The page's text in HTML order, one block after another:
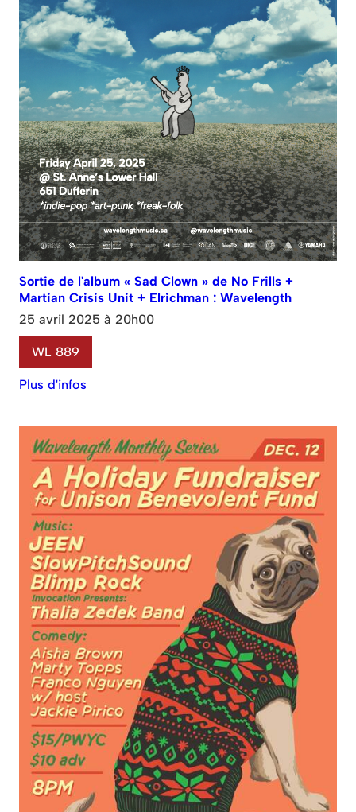
Sortie de l'album « Sad Clown » de No Frills +
Martian Crisis Unit + Elrichman : Wavelength
25 avril 2025 à 20h00
WL 889
Plus d'infos